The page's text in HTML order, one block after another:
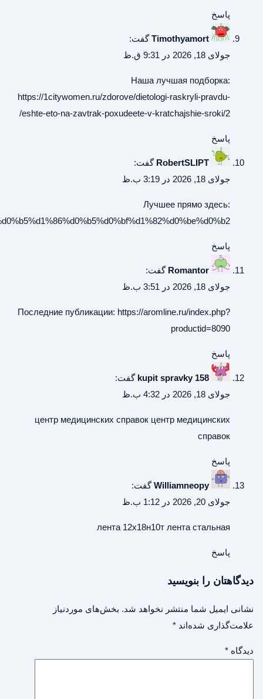
https://archeagewiki.ru/